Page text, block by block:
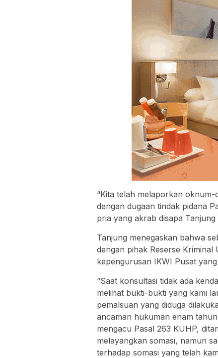
“Kita telah melaporkan
dengan dugaan tindak pidana
pria yang akrab disapa Tanjung
Tanjung menegaskan bahwa
dengan pihak Reserse
kepengurusan IKWI Pusat
“Saat konsultasi tidak ada
melihat bukti-bukti yang kami
pemalsuan yang diduga
ancaman hukuman enam
mengacu Pasal 263 KUHP,
melayangkan somasi, namun
terhadap somasi yang telah